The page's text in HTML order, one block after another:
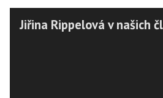
Jiřina Rippelová v našich